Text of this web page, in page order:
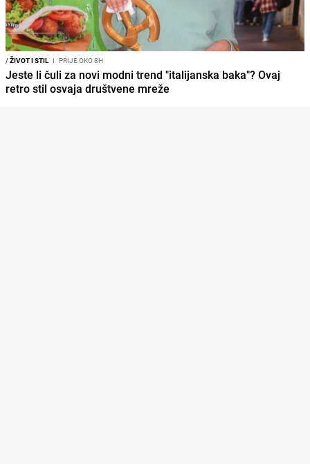
/ŽIVOT I STIL I PRIJE OKO 8H
Jeste li čuli za novi modni trend "italijanska baka"? Ovaj
retro stil osvaja društvene mreže